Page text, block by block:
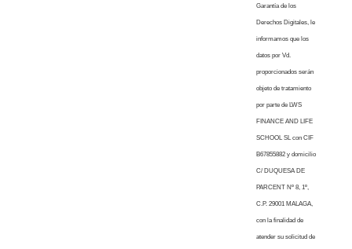
Garantía de los
Derechos Digitales, le
informamos que los
datos por Vd.
proporcionados serán
objeto de tratamiento
por parte de LWS
FINANCE AND LIFE
SCHOOL SL con CIF
B67855882 y domicilio
C/ DUQUESA DE
PARCENT Nº 8, 1º,
C.P. 29001 MALAGA,
con la finalidad de
atender su solicitud de